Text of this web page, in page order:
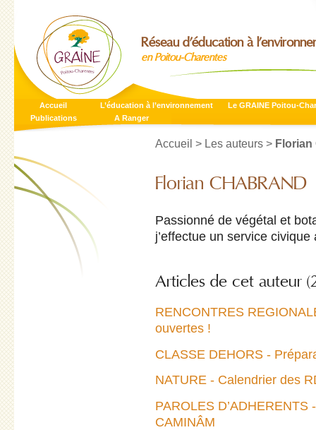
Réseau d’éducation à
en Poitou-Charentes
Accueil L’éducation à l’environnement
Le GRAINE Poitou-
Publications
A Ranger
Accueil > Les auteurs > Florian
Florian CHABRAND
Passionné de végétal et
j’effectue un service
Articles de cet auteur
RENCONTRES
ouvertes !
CLASSE DEHORS -
NATURE - Calendrier des
PAROLES
CAMINÂM